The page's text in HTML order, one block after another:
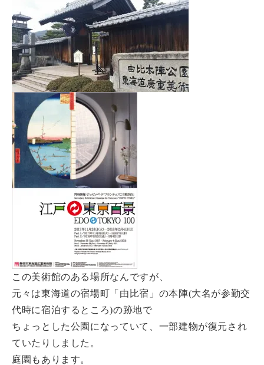
この美術館のある場所なんですが、
元々は東海道の宿場町「由比宿」の本陣(大名が参勤交
代時に宿泊するところ)の跡地で
ちょっとした公園になっていて、一部建物が復元され
ていたりしました。
庭園もあります。